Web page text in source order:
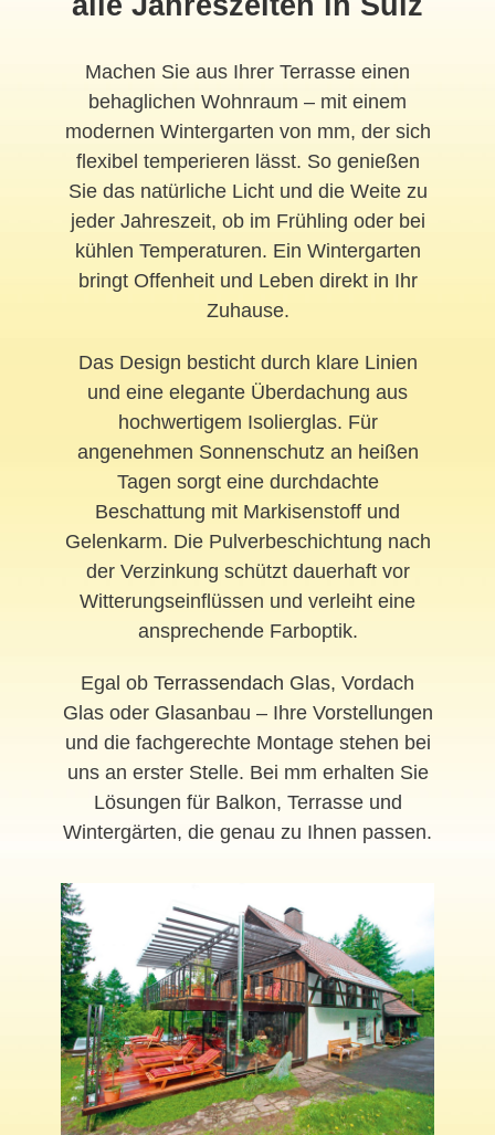
Machen Sie aus Ihrer Terrasse einen
behaglichen Wohnraum – mit einem
modernen Wintergarten von mm, der sich
flexibel temperieren lässt. So genießen
Sie das natürliche Licht und die Weite zu
jeder Jahreszeit, ob im Frühling oder bei
kühlen Temperaturen. Ein Wintergarten
bringt Offenheit und Leben direkt in Ihr
Zuhause.
Das Design besticht durch klare Linien
und eine elegante Überdachung aus
hochwertigem Isolierglas. Für
angenehmen Sonnenschutz an heißen
Tagen sorgt eine durchdachte
Beschattung mit Markisenstoff und
Gelenkarm. Die Pulverbeschichtung nach
der Verzinkung schützt dauerhaft vor
Witterungseinflüssen und verleiht eine
ansprechende Farboptik.
Egal ob Terrassendach Glas, Vordach
Glas oder Glasanbau – Ihre Vorstellungen
und die fachgerechte Montage stehen bei
uns an erster Stelle. Bei mm erhalten Sie
Lösungen für Balkon, Terrasse und
Wintergärten, die genau zu Ihnen passen.